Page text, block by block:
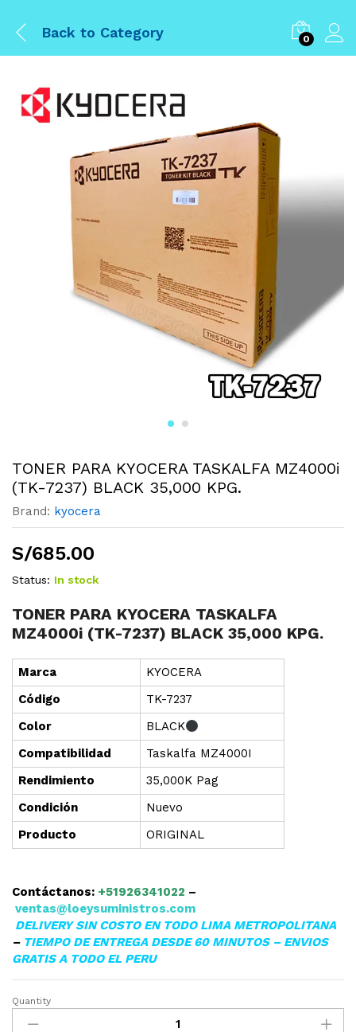
Back to Category 0
TONER PARA KYOCERA TASKALFA MZ4000i
(TK-7237) BLACK 35,000 KPG.
Brand: kyocera
S/685.00
Status: In stock
TONER PARA KYOCERA TASKALFA
MZ4000i (TK-7237) BLACK 35,000 KPG.
Marca
KYOCERA
Código
TK-7237
Color
BLACK
Compatibilidad
Taskalfa MZ4000I
Rendimiento
35,000K Pag
Condición
Nuevo
Producto
ORIGINAL
Contáctanos: +51926341022 –
ventas@loeysuministros.com
DELIVERY SIN COSTO EN TODO LIMA METROPOLITANA
– TIEMPO DE ENTREGA DESDE 60 MINUTOS – ENVIOS
GRATIS A TODO EL PERU
TONER
PARA
Quantity